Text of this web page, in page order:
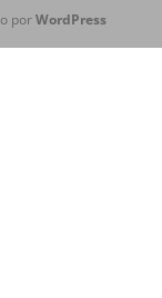
porWordPress